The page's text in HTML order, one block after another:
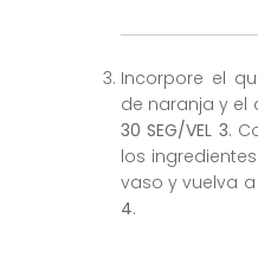
Incorpore el
de naranja y el
30 SEG/VEL 3.
los
vaso y vuelva
4.